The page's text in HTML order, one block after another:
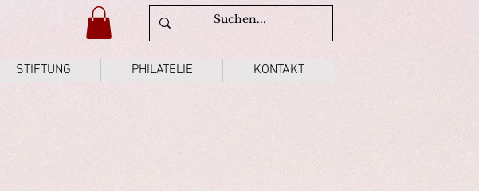
STIFTUNG PHILATELIE KONTAKT